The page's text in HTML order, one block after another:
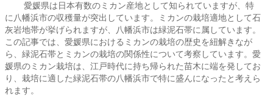
愛媛県は日本有数のミカン産地として知られていますが、特
に八幡浜市の収穫量が突出しています。ミカンの栽培適地として石
灰岩地帯が挙げられますが、八幡浜市は緑泥石帯に属しています。
この記事では、愛媛県におけるミカンの栽培の歴史を紐解きなが
ら、緑泥石帯とミカンの栽培の関係性について考察しています。愛
媛県のミカン栽培は、江戸時代に持ち帰られた苗木に端を発してお
り、栽培に適した緑泥石帯の八幡浜市で特に盛んになったと考えら
れます。